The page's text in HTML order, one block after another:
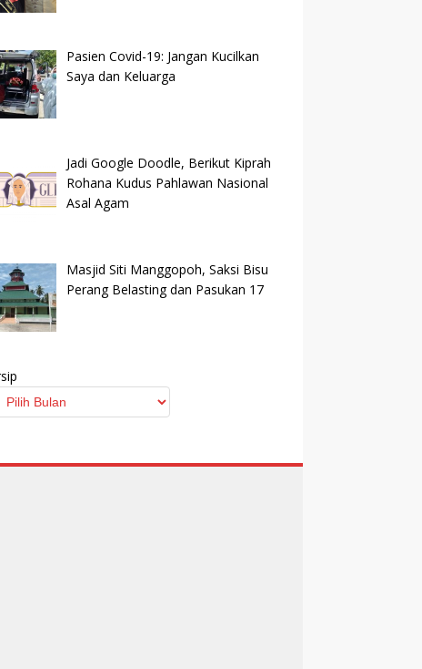
Pasien Covid-19: Jangan Kucilkan
Saya dan Keluarga
Jadi Google Doodle, Berikut Kiprah
Rohana Kudus Pahlawan Nasional
Asal Agam
Masjid Siti Manggopoh, Saksi Bisu
Perang Belasting dan Pasukan 17